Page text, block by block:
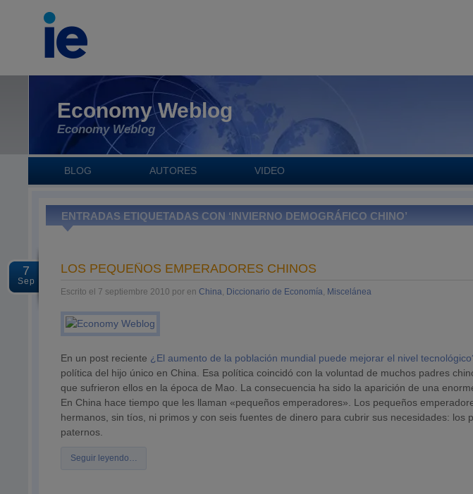
Economy Weblog
Economy Weblog
BLOG AUTORES VIDEO
ENTRADAS ETIQUETADAS CON ‘INVIERNO DEMOGRÁFICO CHINO’
7
Sep
LOS PEQUEÑOS EMPERADORES CHINOS
Escrito el 7 septiembre 2010 por enChina, Diccionario de Economía, Miscelánea
En un post reciente ¿El aumento de la población mundial puede mejorar el nivel
política del hijo único en China. Esa política coincidó con la voluntad de muchos padres
que sufrieron ellos en la época de Mao. La consecuencia ha sido la aparición de una
En China hace tiempo que les llaman «pequeños emperadores». Los pequeños
hermanos, sin tíos, ni primos y con seis fuentes de dinero para cubrir sus necesidades: los
paternos.
Seguir leyendo…